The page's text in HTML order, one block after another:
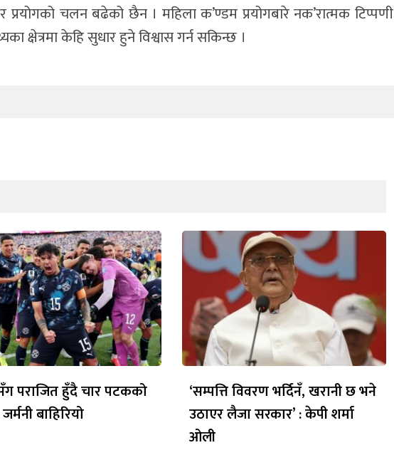
प्रयोगको चलन बढेको छैन । महिला क’ण्डम प्रयोगबारे नक’रात्मक टिप्पणी
क्षेत्रमा केहि सुधार हुने विश्वास गर्न सकिन्छ ।
पराजित हुँदै चार पटकको
बाहिरियो
‘सम्पत्ति विवरण भर्दिनँ, खरानी छ भने
उठाएर लैजा सरकार’ : केपी शर्मा
ओली